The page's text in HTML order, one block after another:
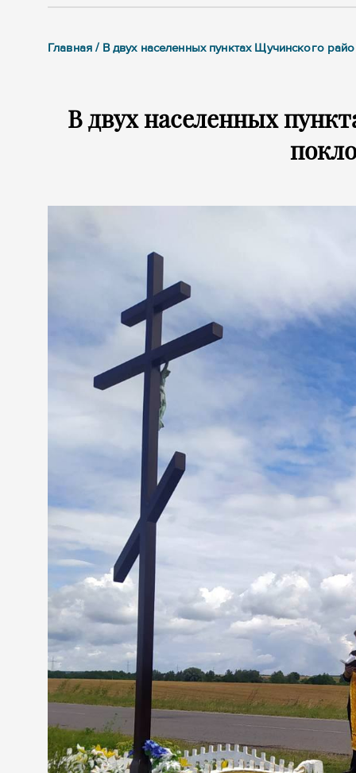
Главная / В двух населенных пунктах Щучинского
В двух населенных